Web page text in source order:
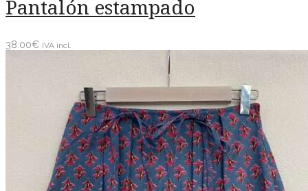
Pantalón estampado
38.00€ IVA incl.